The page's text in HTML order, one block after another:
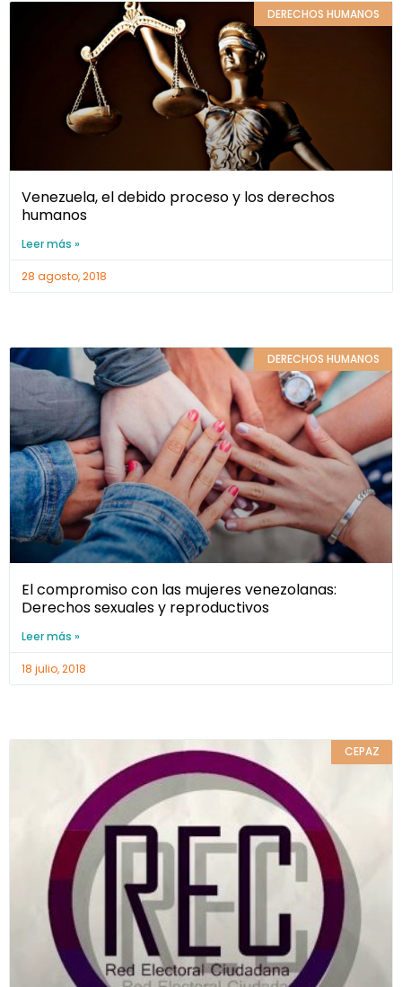
DERECHOS HUMANOS
Venezuela, el debido proceso y los derechos
humanos
Leer más »
28 agosto, 2018
DERECHOS HUMANOS
El compromiso con las mujeres venezolanas:
Derechos sexuales y reproductivos
Leer más »
18 julio, 2018
CEPAZ